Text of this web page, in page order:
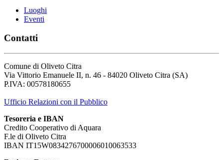
Luoghi
Eventi
Contatti
Comune di Oliveto Citra
Via Vittorio Emanuele II, n. 46 - 84020 Oliveto Citra (SA)
P.IVA: 00578180655
Ufficio Relazioni con il Pubblico
Tesoreria e IBAN
Credito Cooperativo di Aquara
F.le di Oliveto Citra
IBAN IT15W0834276700006010063533